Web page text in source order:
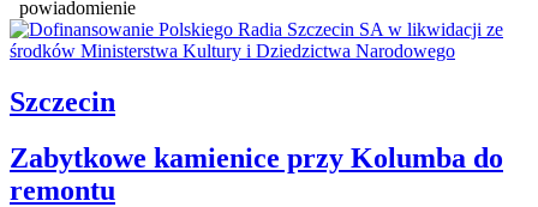
powiadomienie
Szczecin
Zabytkowe kamienice przy Kolumba do
remontu